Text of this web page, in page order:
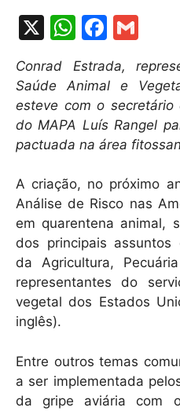
X
W
h
at
s
A
p
p
F
a
c
e
b
o
o
k
ai
l
Conrad Estrada,
Saúde Animal e
esteve com o secretário
do MAPA Luís Rangel
pactuada na área
A criação, no próximo
Análise de Risco nas
em quarentena animal,
dos principais
da Agricultura,
representantes do
vegetal dos Estados
inglês).
Entre outros temas
a ser implementada
da gripe aviária com